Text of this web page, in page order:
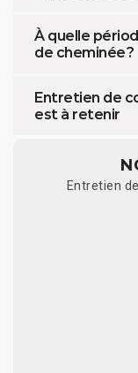
À quelle
de cheminée ?
Entretien de
est à retenir
Entretien